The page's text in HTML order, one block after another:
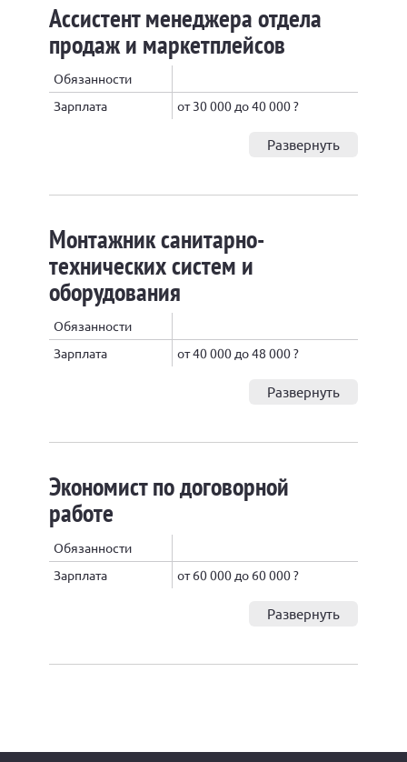
Ассистент менеджера отдела
продаж и маркетплейсов
Обязанности
Зарплата
от 30 000 до 40 000 ?
Развернуть
Монтажник санитарно-
технических систем и
оборудования
Обязанности
Зарплата
от 40 000 до 48 000 ?
Развернуть
Экономист по договорной
работе
Обязанности
Зарплата
от 60 000 до 60 000 ?
Развернуть